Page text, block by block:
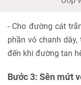
- Cho đường cát
phần vỏ chanh
đến khi đường tan
Bước 3: Sên mứt